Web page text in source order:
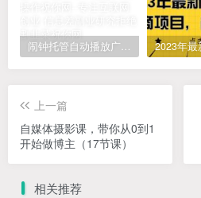
闹钟托管自动播放广告，单机5-10，无需人工操作
上一篇
自媒体摄影课，带你从0到1
开始做博主（17节课）
相关推荐